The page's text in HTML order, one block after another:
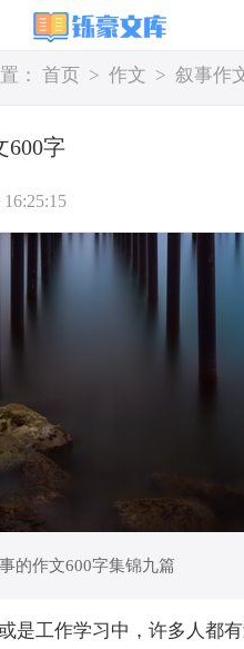
： 首页 > 作文 > 叙事作
600字
事的作文600字集锦九篇
是工作学习中，许多人都